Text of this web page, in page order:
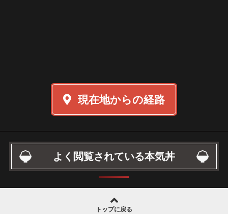
現在地からの経路
よく閲覧されている本気丼
トップに戻る